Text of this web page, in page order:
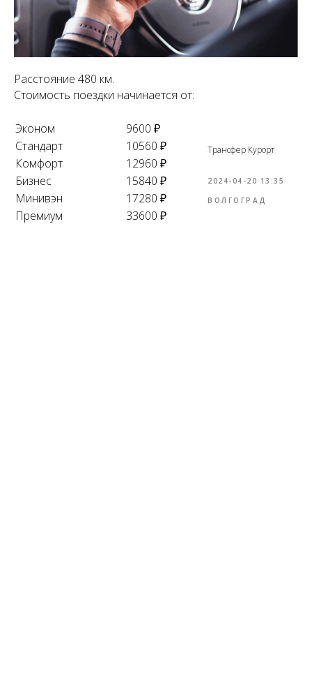
Расстояние 480 км.
Стоимость поездки начинается от:
Эконом
9600 ₽
Стандарт
10560 ₽
Комфорт
12960 ₽
Бизнес
15840 ₽
Минивэн
17280 ₽
Премиум
33600 ₽
Трансфер Курорт
2024-04-20 13:35
ВОЛГОГРАД